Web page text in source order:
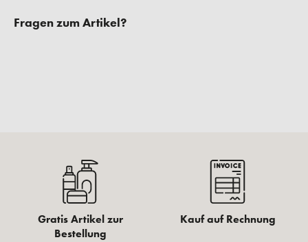
Fragen zum Artikel?
Gratis Artikel zur
Bestellung
Kauf auf Rechnung